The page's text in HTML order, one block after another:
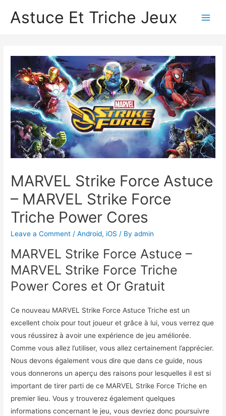
Astuce Et Triche Jeux
MARVEL Strike Force Astuce
– MARVEL Strike Force
Triche Power Cores
Leave a Comment /Android, iOS / Byadmin
MARVEL Strike Force Astuce –
MARVEL Strike Force Triche
Power Cores et Or Gratuit
Ce nouveau MARVEL Strike Force Astuce Triche est un
excellent choix pour tout joueur et grâce à lui, vous verrez que
vous réussirez à avoir une expérience de jeu améliorée.
Comme vous allez l’utiliser, vous allez certainement l’apprécier.
Nous devons également vous dire que dans ce guide, nous
vous donnerons un aperçu des raisons pour lesquelles il est si
important de tirer parti de ce MARVEL Strike Force Triche en
premier lieu. Vous y trouverez également quelques
informations concernant le jeu, vous devriez donc poursuivre